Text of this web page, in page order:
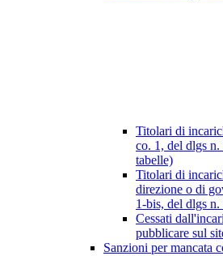
Titolari di
co. 1, del dlgs
tabelle)
Titolari di
direzione o di
1-bis, del dlgs
Cessati
pubblicare sul
Sanzioni per mancata